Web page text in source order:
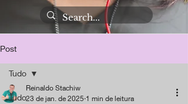
Post
Tudo
Tudo
Reinaldo Stachiw
23 de jan. de 2025 1 min de leitura